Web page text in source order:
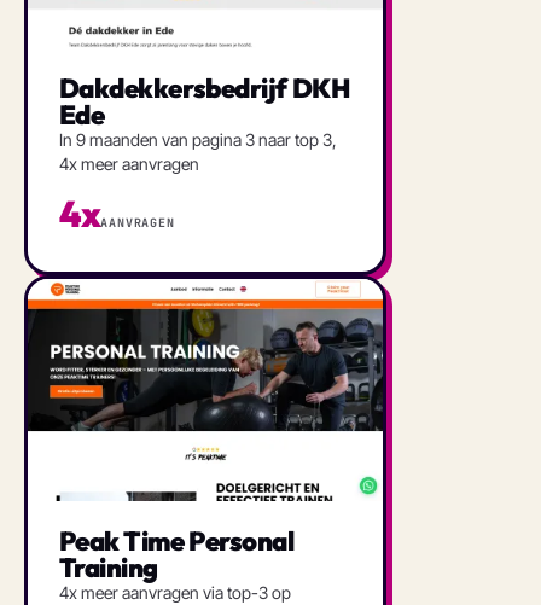
Dakdekkersbedrijf DKH
Ede
In 9 maanden van pagina 3 naar top 3,
4x meer aanvragen
4xAANVRAGEN
Peak Time Personal
Training
4x meer aanvragen via top-3 op